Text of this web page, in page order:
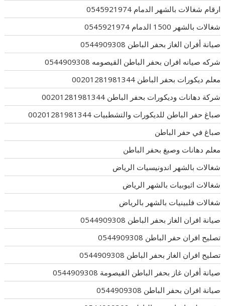
ارقام شغالات بالشهر الدمام 0545921974
شغالات بالشهر 1500 الدمام 0545921974
صيانة أفران الغاز بحفر الباطن 0544909308
شركه صيانه افران بحفر الباطن القيصومه 0544909308
معلم ديكورات بحفر الباطن 00201281981344
شركة دهانات وديكورات بحفر الباطن 00201281981344
صباغ حفر الباطن للديكورات والتشطبيات 00201281981344
صباغ في حفر الباطن
معلم دهانات وصبغ بحفر الباطن
شغالات بالشهر اندونيسيات الرياض
شغالات اثيوبيات بالشهر الرياض
شغالات فلبينيات بالشهر بالرياض
صيانة افران الغاز بحفر الباطن 0544909308
تصليح افران حفر الباطن 0544909308
تصليح افران الغاز بحفر الباطن 0544909308
صيانة أفران غاز بحفر الباطن القيصومة 0544909308
صيانة افران بحفر الباطن 0544909308